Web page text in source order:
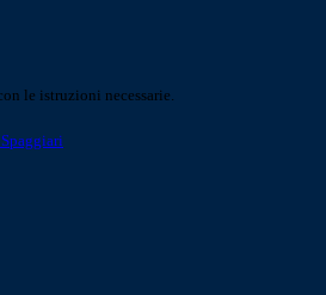
le istruzioni necessarie.